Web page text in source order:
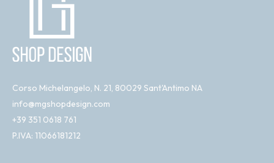
Corso Michelangelo, N. 21, 80029 Sant'Antimo NA
info@mgshopdesign.com
+39 351 0618 761
P.IVA: 11066181212